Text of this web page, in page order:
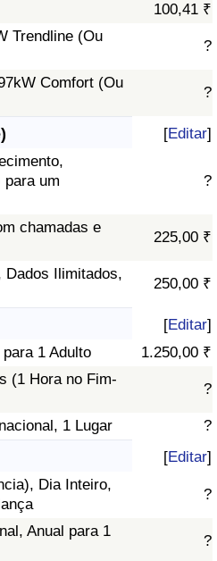
100,41 ₹
Trendline (Ou
?
Comfort (Ou
?
[Editar]
para um
?
chamadas e
225,00 ₹
Dados Ilimitados,
250,00 ₹
[Editar]
1 Adulto
1.250,00 ₹
(1 Hora no Fim-
?
1 Lugar ?
[Editar]
Dia Inteiro,
?
Anual para 1
?